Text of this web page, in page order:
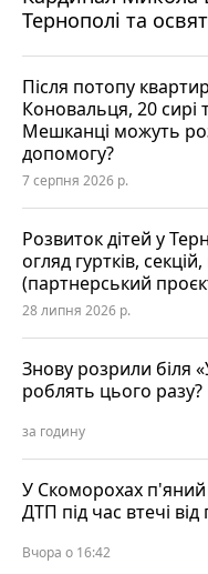
Тернополі та
Після потопу
Коновальця, 20 сирі
Мешканці можуть
допомогу?
7 серпня 2026 р.
Розвиток дітей у
огляд гуртків, секцій,
(партнерський
28 липня 2026 р.
Знову розрили біля
роблять цього разу?
за годину
У Скоморохах
ДТП під час втечі
Вчора о 16:42